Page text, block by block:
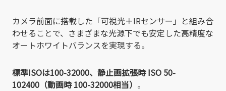
カメラ前面に搭載した「可視光＋IRセンサー」と組み合
わせることで、さまざまな光源下でも安定した高精度な
オートホワイトバランスを実現する。
標準ISOは100-32000、静止画拡張時 ISO 50-
102400（動画時 100-32000相当） 。